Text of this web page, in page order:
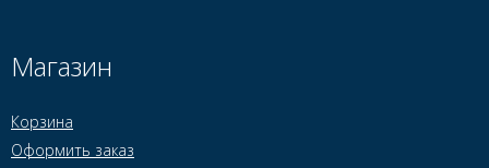
Магазин
Корзина
Оформить заказ